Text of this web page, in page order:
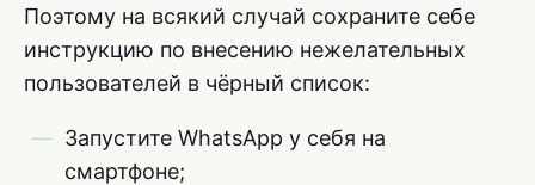
Поэтому на всякий случай сохраните себе
инструкцию по внесению нежелательных
пользователей в чёрный список:
Запустите WhatsApp у себя на
смартфоне;